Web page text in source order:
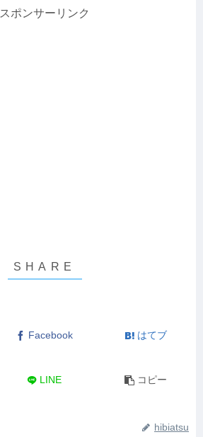
スポンサーリンク
Facebook はてブ
LINE コピー
hibiatsu